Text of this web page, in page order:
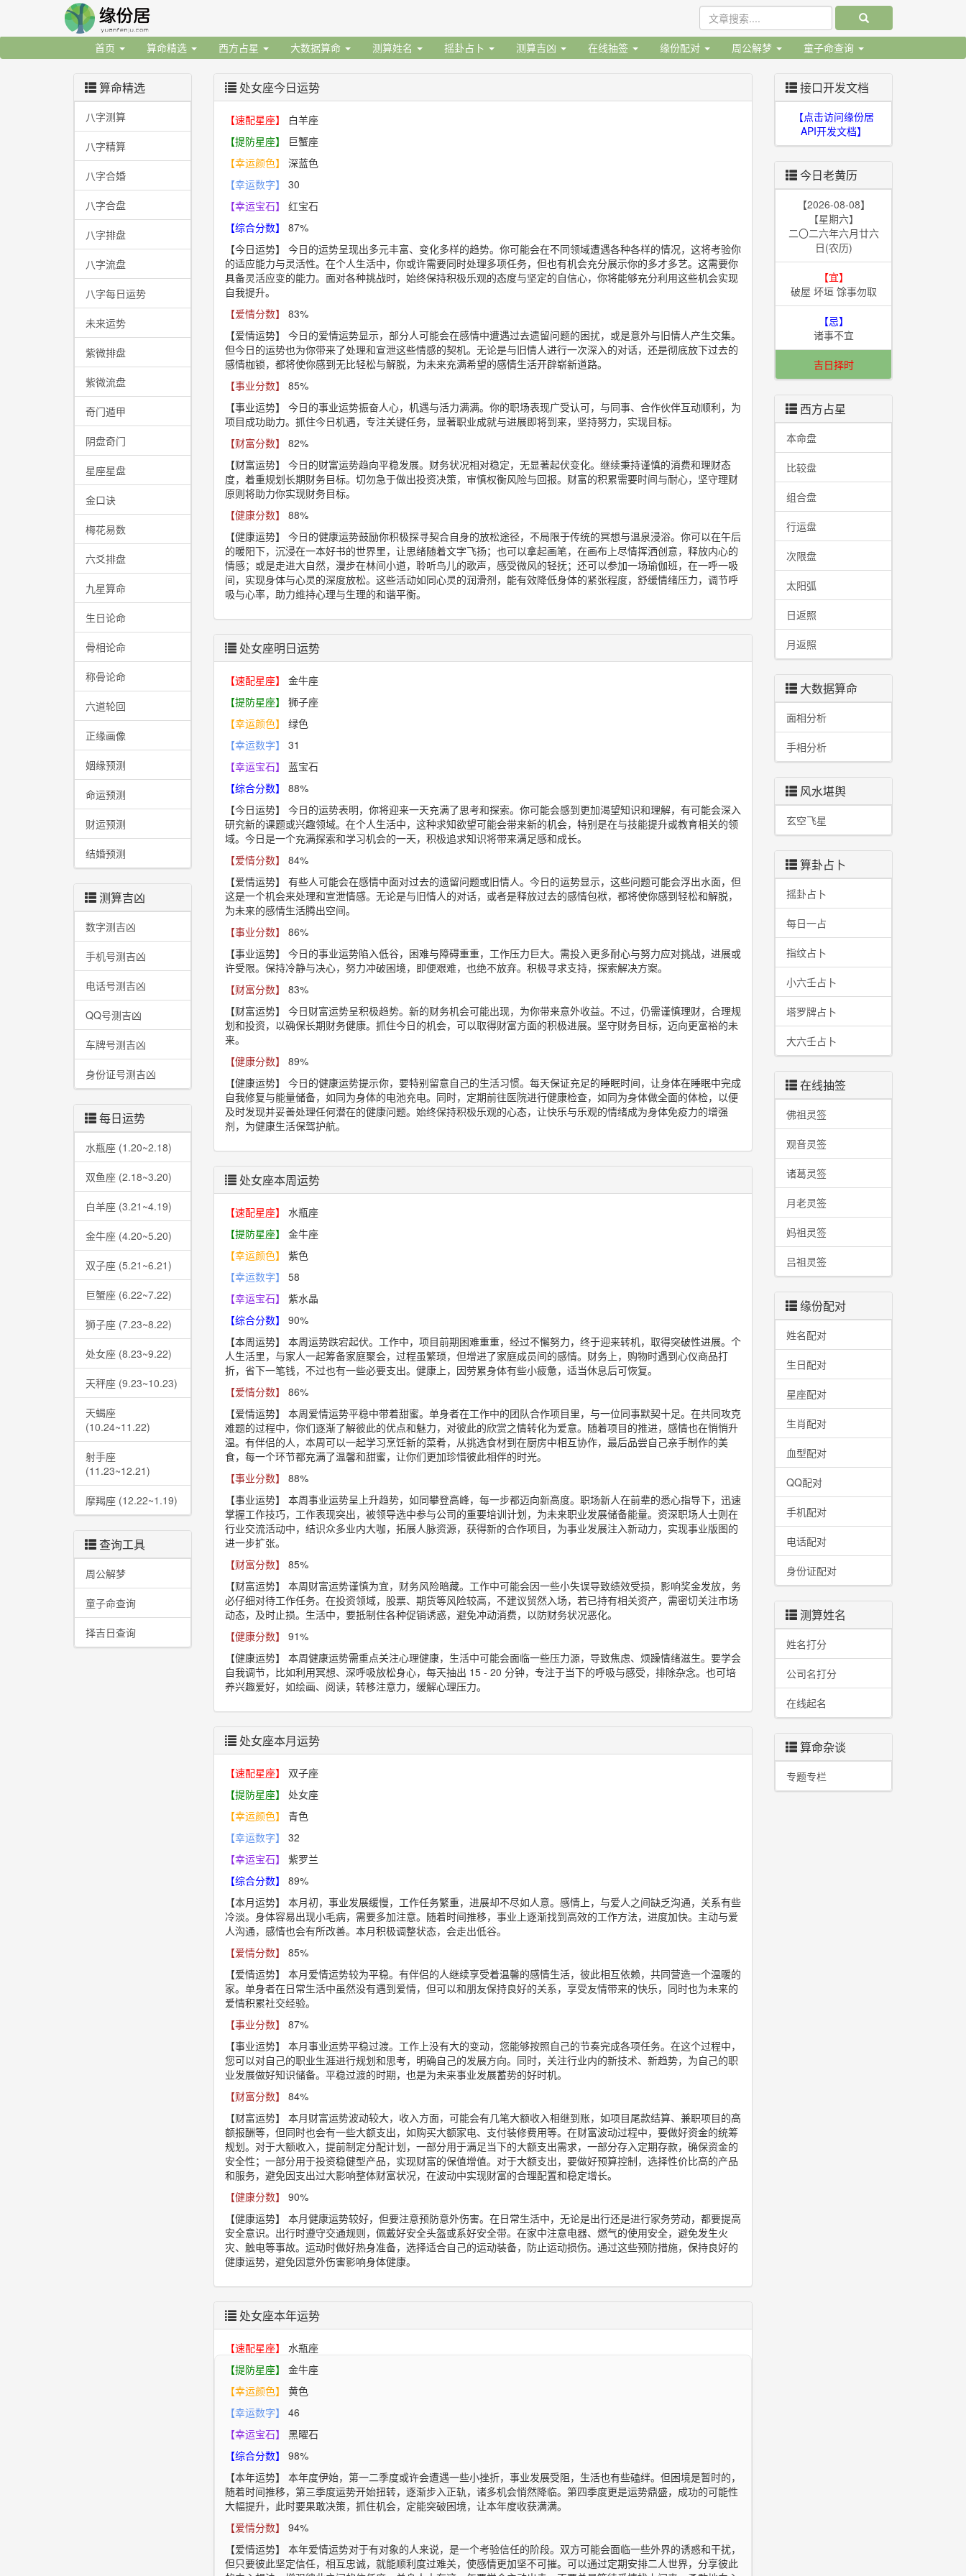
首页 算命精选 西方占星 大数据算命 测算姓名 摇卦占卜 测算吉凶 在线抽签 缘份配对 周公解梦 童子命查询
算命精选
八字测算
八字精算
八字合婚
八字合盘
八字排盘
八字流盘
八字每日运势
未来运势
紫微排盘
紫微流盘
奇门遁甲
阴盘奇门
星座星盘
金口诀
梅花易数
六爻排盘
九星算命
生日论命
骨相论命
称骨论命
六道轮回
正缘画像
姻缘预测
命运预测
财运预测
结婚预测
测算吉凶
数字测吉凶
手机号测吉凶
电话号测吉凶
QQ号测吉凶
车牌号测吉凶
身份证号测吉凶
每日运势
水瓶座 (1.20~2.18)
双鱼座 (2.18~3.20)
白羊座 (3.21~4.19)
金牛座 (4.20~5.20)
双子座 (5.21~6.21)
巨蟹座 (6.22~7.22)
狮子座 (7.23~8.22)
处女座 (8.23~9.22)
天秤座 (9.23~10.23)
天蝎座
(10.24~11.22)
射手座
(11.23~12.21)
摩羯座 (12.22~1.19)
查询工具
周公解梦
童子命查询
择吉日查询
处女座今日运势
【速配星座】
白羊座
【提防星座】
巨蟹座
【幸运颜色】
深蓝色
【幸运数字】
30
【幸运宝石】
红宝石
【综合分数】
87%
【今日运势】
今日的运势呈现出多元丰富、变化多样的趋势。你可能会在不同领域遭遇各种各样的情况，这将考验你
的适应能力与灵活性。在个人生活中，你或许需要同时处理多项任务，但也有机会充分展示你的多才多艺。这需要你
具备灵活应变的能力。面对各种挑战时，始终保持积极乐观的态度与坚定的自信心，你将能够充分利用这些机会实现
自我提升。
【爱情分数】
83%
【爱情运势】
今日的爱情运势显示，部分人可能会在感情中遭遇过去遗留问题的困扰，或是意外与旧情人产生交集。
但今日的运势也为你带来了处理和宣泄这些情感的契机。无论是与旧情人进行一次深入的对话，还是彻底放下过去的
感情枷锁，都将使你感到无比轻松与解脱，为未来充满希望的感情生活开辟崭新道路。
【事业分数】
85%
【事业运势】
今日的事业运势振奋人心，机遇与活力满满。你的职场表现广受认可，与同事、合作伙伴互动顺利，为
项目成功助力。抓住今日机遇，专注关键任务，显著职业成就与进展即将到来，坚持努力，实现目标。
【财富分数】
82%
【财富运势】
今日的财富运势趋向平稳发展。财务状况相对稳定，无显著起伏变化。继续秉持谨慎的消费和理财态
度，着重规划长期财务目标。切勿急于做出投资决策，审慎权衡风险与回报。财富的积累需要时间与耐心，坚守理财
原则将助力你实现财务目标。
【健康分数】
88%
【健康运势】
今日的健康运势鼓励你积极探寻契合自身的放松途径，不局限于传统的冥想与温泉浸浴。你可以在午后
的暖阳下，沉浸在一本好书的世界里，让思绪随着文字飞扬；也可以拿起画笔，在画布上尽情挥洒创意，释放内心的
情感；或是走进大自然，漫步在林间小道，聆听鸟儿的歌声，感受微风的轻抚；还可以参加一场瑜伽班，在一呼一吸
间，实现身体与心灵的深度放松。这些活动如同心灵的润滑剂，能有效降低身体的紧张程度，舒缓情绪压力，调节呼
吸与心率，助力维持心理与生理的和谐平衡。
处女座明日运势
【速配星座】
金牛座
【提防星座】
狮子座
【幸运颜色】
绿色
【幸运数字】
31
【幸运宝石】
蓝宝石
【综合分数】
88%
【今日运势】
今日的运势表明，你将迎来一天充满了思考和探索。你可能会感到更加渴望知识和理解，有可能会深入
研究新的课题或兴趣领域。在个人生活中，这种求知欲望可能会带来新的机会，特别是在与技能提升或教育相关的领
域。今日是一个充满探索和学习机会的一天，积极追求知识将带来满足感和成长。
【爱情分数】
84%
【爱情运势】
有些人可能会在感情中面对过去的遗留问题或旧情人。今日的运势显示，这些问题可能会浮出水面，但
这是一个机会来处理和宣泄情感。无论是与旧情人的对话，或者是释放过去的感情包袱，都将使你感到轻松和解脱，
为未来的感情生活腾出空间。
【事业分数】
86%
【事业运势】
今日的事业运势陷入低谷，困难与障碍重重，工作压力巨大。需投入更多耐心与努力应对挑战，进展或
许受限。保持冷静与决心，努力冲破困境，即便艰难，也绝不放弃。积极寻求支持，探索解决方案。
【财富分数】
83%
【财富运势】
今日财富运势呈积极趋势。新的财务机会可能出现，为你带来意外收益。不过，仍需谨慎理财，合理规
划和投资，以确保长期财务健康。抓住今日的机会，可以取得财富方面的积极进展。坚守财务目标，迈向更富裕的未
来。
【健康分数】
89%
【健康运势】
今日的健康运势提示你，要特别留意自己的生活习惯。每天保证充足的睡眠时间，让身体在睡眠中完成
自我修复与能量储备，如同为身体的电池充电。同时，定期前往医院进行健康检查，如同为身体做全面的体检，以便
及时发现并妥善处理任何潜在的健康问题。始终保持积极乐观的心态，让快乐与乐观的情绪成为身体免疫力的增强
剂，为健康生活保驾护航。
处女座本周运势
【速配星座】
水瓶座
【提防星座】
金牛座
【幸运颜色】
紫色
【幸运数字】
58
【幸运宝石】
紫水晶
【综合分数】
90%
【本周运势】
本周运势跌宕起伏。工作中，项目前期困难重重，经过不懈努力，终于迎来转机，取得突破性进展。个
人生活里，与家人一起筹备家庭聚会，过程虽繁琐，但增进了家庭成员间的感情。财务上，购物时遇到心仪商品打
折，省下一笔钱，不过也有一些必要支出。健康上，因劳累身体有些小疲惫，适当休息后可恢复。
【爱情分数】
86%
【爱情运势】
本周爱情运势平稳中带着甜蜜。单身者在工作中的团队合作项目里，与一位同事默契十足。在共同攻克
难题的过程中，你们逐渐了解彼此的优点和魅力，对彼此的欣赏之情转化为爱意。随着项目的推进，感情也在悄悄升
温。有伴侣的人，本周可以一起学习烹饪新的菜肴，从挑选食材到在厨房中相互协作，最后品尝自己亲手制作的美
食，每一个环节都充满了温馨和甜蜜，让你们更加珍惜彼此相伴的时光。
【事业分数】
88%
【事业运势】
本周事业运势呈上升趋势，如同攀登高峰，每一步都迈向新高度。职场新人在前辈的悉心指导下，迅速
掌握工作技巧，工作表现突出，被领导选中参与公司的重要培训计划，为未来职业发展储备能量。资深职场人士则在
行业交流活动中，结识众多业内大咖，拓展人脉资源，获得新的合作项目，为事业发展注入新动力，实现事业版图的
进一步扩张。
【财富分数】
85%
【财富运势】
本周财富运势谨慎为宜，财务风险暗藏。工作中可能会因一些小失误导致绩效受损，影响奖金发放，务
必仔细对待工作任务。在投资领域，股票、期货等风险较高，不建议贸然入场，若已持有相关资产，需密切关注市场
动态，及时止损。生活中，要抵制住各种促销诱惑，避免冲动消费，以防财务状况恶化。
【健康分数】
91%
【健康运势】
本周健康运势需重点关注心理健康，生活中可能会面临一些压力源，导致焦虑、烦躁情绪滋生。要学会
自我调节，比如利用冥想、深呼吸放松身心，每天抽出 15 - 20 分钟，专注于当下的呼吸与感受，排除杂念。也可培
养兴趣爱好，如绘画、阅读，转移注意力，缓解心理压力。
处女座本月运势
【速配星座】
双子座
【提防星座】
处女座
【幸运颜色】
青色
【幸运数字】
32
【幸运宝石】
紫罗兰
【综合分数】
89%
【本月运势】
本月初，事业发展缓慢，工作任务繁重，进展却不尽如人意。感情上，与爱人之间缺乏沟通，关系有些
冷淡。身体容易出现小毛病，需要多加注意。随着时间推移，事业上逐渐找到高效的工作方法，进度加快。主动与爱
人沟通，感情也会有所改善。本月积极调整状态，会走出低谷。
【爱情分数】
85%
【爱情运势】
本月爱情运势较为平稳。有伴侣的人继续享受着温馨的感情生活，彼此相互依赖，共同营造一个温暖的
家。单身者在日常生活中虽然没有遇到爱情，但可以和朋友保持良好的关系，享受友情带来的快乐，同时也为未来的
爱情积累社交经验。
【事业分数】
87%
【事业运势】
本月事业运势平稳过渡。工作上没有大的变动，您能够按照自己的节奏完成各项任务。在这个过程中，
您可以对自己的职业生涯进行规划和思考，明确自己的发展方向。同时，关注行业内的新技术、新趋势，为自己的职
业发展做好知识储备。平稳过渡的时期，也是为未来事业发展蓄势的好时机。
【财富分数】
84%
【财富运势】
本月财富运势波动较大，收入方面，可能会有几笔大额收入相继到账，如项目尾款结算、兼职项目的高
额报酬等，但同时也会有一些大额支出，如购买大额家电、支付装修费用等。在财富波动过程中，要做好资金的统筹
规划。对于大额收入，提前制定分配计划，一部分用于满足当下的大额支出需求，一部分存入定期存款，确保资金的
安全性；一部分用于投资稳健型产品，实现财富的保值增值。对于大额支出，要做好预算控制，选择性价比高的产品
和服务，避免因支出过大影响整体财富状况，在波动中实现财富的合理配置和稳定增长。
【健康分数】
90%
【健康运势】
本月健康运势较好，但要注意预防意外伤害。在日常生活中，无论是出行还是进行家务劳动，都要提高
安全意识。出行时遵守交通规则，佩戴好安全头盔或系好安全带。在家中注意电器、燃气的使用安全，避免发生火
灾、触电等事故。运动时做好热身准备，选择适合自己的运动装备，防止运动损伤。通过这些预防措施，保持良好的
健康运势，避免因意外伤害影响身体健康。
处女座本年运势
【速配星座】
水瓶座
【提防星座】
金牛座
【幸运颜色】
黄色
【幸运数字】
46
【幸运宝石】
黑曜石
【综合分数】
98%
【本年运势】
本年度伊始，第一二季度或许会遭遇一些小挫折，事业发展受阻，生活也有些磕绊。但困境是暂时的，
随着时间推移，第三季度运势开始扭转，逐渐步入正轨，诸多机会悄然降临。第四季度更是运势鼎盛，成功的可能性
大幅提升，此时要果敢决策，抓住机会，定能突破困境，让本年度收获满满。
【爱情分数】
94%
【爱情运势】
本年爱情运势对于有对象的人来说，是一个考验信任的阶段。双方可能会面临一些外界的诱惑和干扰，
但只要彼此坚定信任，相互忠诚，就能顺利度过难关，使感情更加坚不可摧。可以通过定期安排二人世界，分享彼此
接口开发文档
【点击访问缘份居
API开发文档】
今日老黄历
【2026-08-08】
【星期六】
二〇二六年六月廿六
日(农历)
【宜】
破屋 坏垣 馀事勿取
【忌】
诸事不宜
吉日择时
西方占星
本命盘
比较盘
组合盘
行运盘
次限盘
太阳弧
日返照
月返照
大数据算命
面相分析
手相分析
风水堪舆
玄空飞星
算卦占卜
摇卦占卜
每日一占
指纹占卜
小六壬占卜
塔罗牌占卜
大六壬占卜
在线抽签
佛祖灵签
观音灵签
诸葛灵签
月老灵签
妈祖灵签
吕祖灵签
缘份配对
姓名配对
生日配对
星座配对
生肖配对
血型配对
QQ配对
手机配对
电话配对
身份证配对
测算姓名
姓名打分
公司名打分
在线起名
算命杂谈
专题专栏